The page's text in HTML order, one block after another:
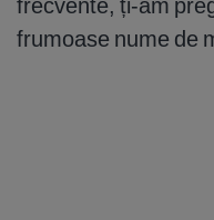
frumoase nume de